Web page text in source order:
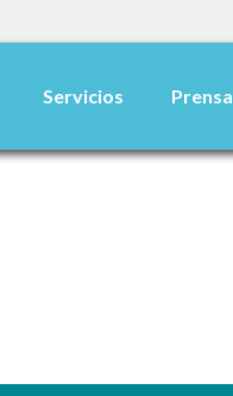
Servicios Prensa